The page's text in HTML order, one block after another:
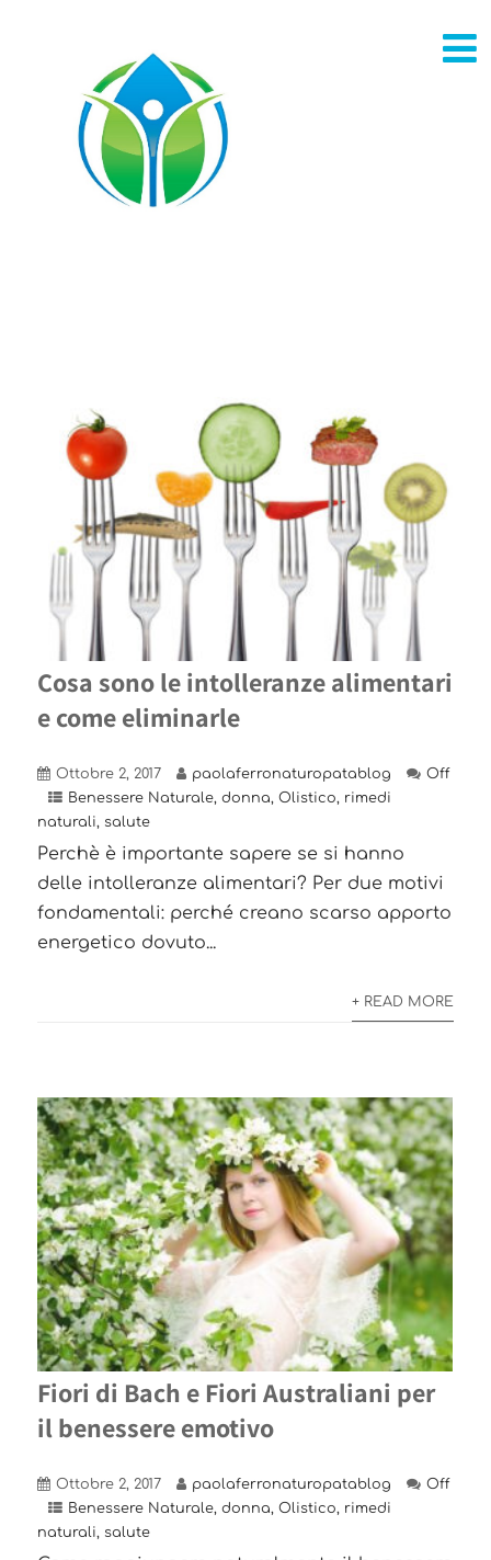
Cosa sono le intolleranze alimentari
e come eliminarle
Ottobre 2, 2017 paolaferronaturopatablog
Off
Benessere Naturale,donna,Olistico, rimedi
naturali, salute
Perchè è importante sapere se si hanno
delle intolleranze alimentari? Per due motivi
fondamentali: perché creano scarso apporto
energetico dovuto...
+ READ MORE
Fiori di Bach e Fiori Australiani per
il benessere emotivo
Ottobre 2, 2017 paolaferronaturopatablog
Off
Benessere Naturale,donna,Olistico, rimedi
naturali, salute